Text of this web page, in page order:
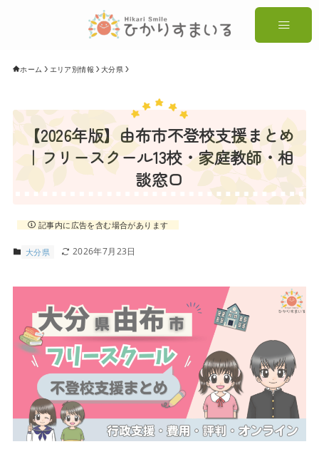
ホーム エリア別情報 大分県
【2026年版】由布市不登校支援まとめ
｜フリースクール13校・家庭教師・相
談窓口
記事内に広告を含む場合があります
大分県 2026年7月23日